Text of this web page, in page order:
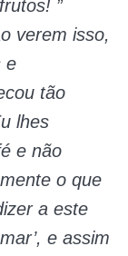
”
verem isso,
e
tão
lhes
e não
o que
a este
e assim